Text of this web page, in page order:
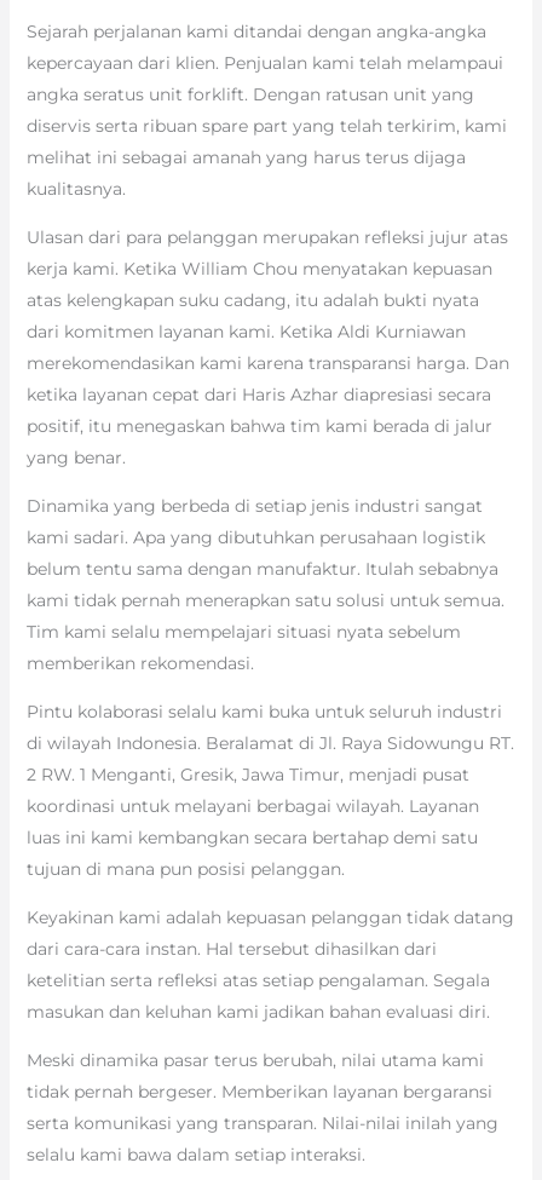
Sejarah perjalanan kami ditandai dengan angka-angka
kepercayaan dari klien. Penjualan kami telah melampaui
angka seratus unit forklift. Dengan ratusan unit yang
diservis serta ribuan spare part yang telah terkirim, kami
melihat ini sebagai amanah yang harus terus dijaga
kualitasnya.
Ulasan dari para pelanggan merupakan refleksi jujur atas
kerja kami. Ketika William Chou menyatakan kepuasan
atas kelengkapan suku cadang, itu adalah bukti nyata
dari komitmen layanan kami. Ketika Aldi Kurniawan
merekomendasikan kami karena transparansi harga. Dan
ketika layanan cepat dari Haris Azhar diapresiasi secara
positif, itu menegaskan bahwa tim kami berada di jalur
yang benar.
Dinamika yang berbeda di setiap jenis industri sangat
kami sadari. Apa yang dibutuhkan perusahaan logistik
belum tentu sama dengan manufaktur. Itulah sebabnya
kami tidak pernah menerapkan satu solusi untuk semua.
Tim kami selalu mempelajari situasi nyata sebelum
memberikan rekomendasi.
Pintu kolaborasi selalu kami buka untuk seluruh industri
di wilayah Indonesia. Beralamat di Jl. Raya Sidowungu RT.
2 RW. 1 Menganti, Gresik, Jawa Timur, menjadi pusat
koordinasi untuk melayani berbagai wilayah. Layanan
luas ini kami kembangkan secara bertahap demi satu
tujuan di mana pun posisi pelanggan.
Keyakinan kami adalah kepuasan pelanggan tidak datang
dari cara-cara instan. Hal tersebut dihasilkan dari
ketelitian serta refleksi atas setiap pengalaman. Segala
masukan dan keluhan kami jadikan bahan evaluasi diri.
Meski dinamika pasar terus berubah, nilai utama kami
tidak pernah bergeser. Memberikan layanan bergaransi
serta komunikasi yang transparan. Nilai-nilai inilah yang
selalu kami bawa dalam setiap interaksi.